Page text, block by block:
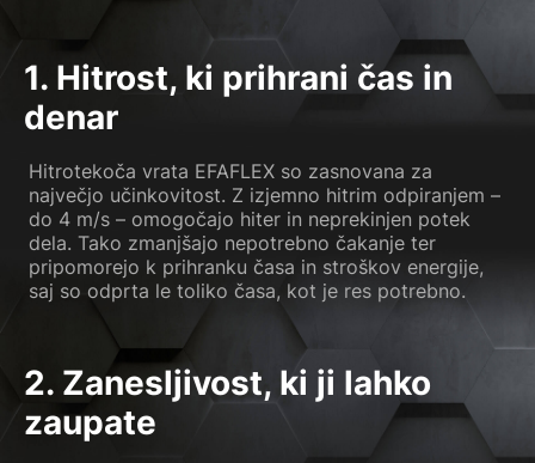
1. Hitrost, ki prihrani čas in
denar
Hitrotekoča vrata EFAFLEX so zasnovana za
največjo učinkovitost. Z izjemno hitrim odpiranjem –
do 4 m/s – omogočajo hiter in neprekinjen potek
dela. Tako zmanjšajo nepotrebno čakanje ter
pripomorejo k prihranku časa in stroškov energije,
saj so odprta le toliko časa, kot je res potrebno.
2. Zanesljivost, ki ji lahko
zaupate